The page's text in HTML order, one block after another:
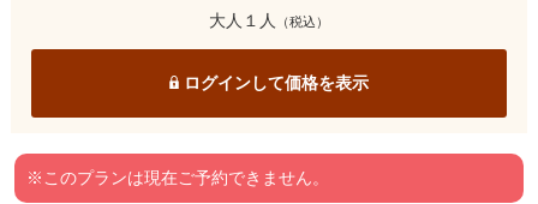
大人１人 （税込）
ログインして価格を表示
※このプランは現在ご予約できません。